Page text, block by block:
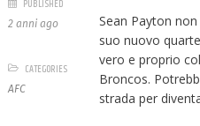
Sean Payton
suo nuovo
vero e proprio
Broncos.
strada per
PUBLISHED
2 anni ago
CATEGORIES
AFC